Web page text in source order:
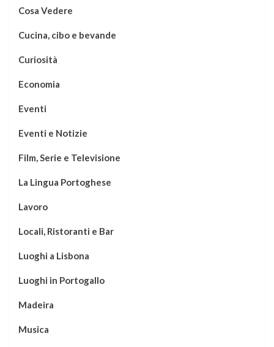
Cosa Vedere
Cucina, cibo e bevande
Curiosità
Economia
Eventi
Eventi e Notizie
Film, Serie e Televisione
La Lingua Portoghese
Lavoro
Locali, Ristoranti e Bar
Luoghi a Lisbona
Luoghi in Portogallo
Madeira
Musica